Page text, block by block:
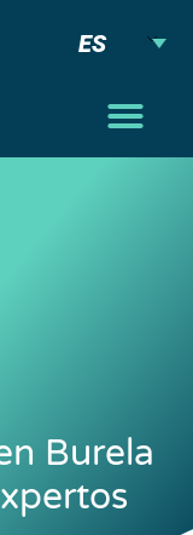
ES
Burela